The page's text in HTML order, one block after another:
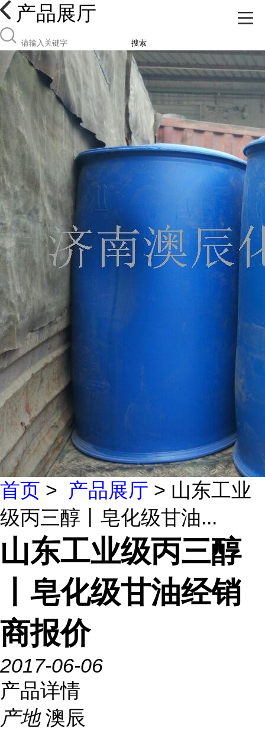
产品展厅
搜索
首页 > 产品展厅 > 山东工业
级丙三醇丨皂化级甘油...
山东工业级丙三醇
丨皂化级甘油经销
商报价
2017-06-06
产品详情
产地 澳辰